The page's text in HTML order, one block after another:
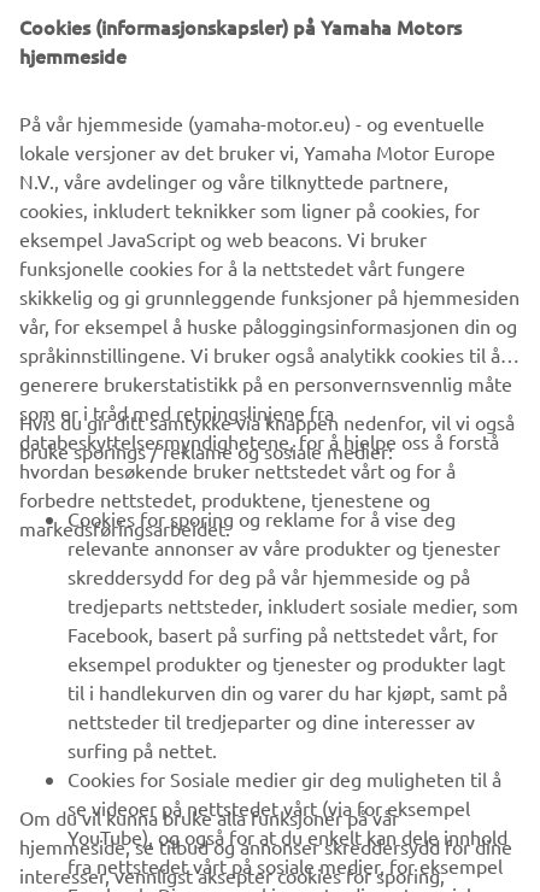
©Yamaha Motor Europe N.V. / Yamaha Motor Co., Ltd.
aldri brukes til kommersielle eller ikke-kommersielle
formål uten eksplisitt skriftlig samtykke fra Yamaha Motor
Europe N.V. og/eller Yamaha Motor Co., Ltd.
Kjør alltid på en trygg måte og følg alle lokale lover og
regler.
VIRKSOMHET
B2B
UTFORSK YAMAHA
FAQ & SUPPORT
NYHETSBREV
Vær den første til å lære om de siste tilbudene, spesielle
arrangementer, nye utgivelser og mye mer
Cookies (informasjonskapsler) på Yamaha Motors
hjemmeside
På vår hjemmeside (yamaha-motor.eu) - og eventuelle
lokale versjoner av det bruker vi, Yamaha Motor Europe
N.V., våre avdelinger og våre tilknyttede partnere,
cookies, inkludert teknikker som ligner på cookies, for
eksempel JavaScript og web beacons. Vi bruker
funksjonelle cookies for å la nettstedet vårt fungere
skikkelig og gi grunnleggende funksjoner på hjemmesiden
vår, for eksempel å huske påloggingsinformasjonen din og
språkinnstillingene. Vi bruker også analytikk cookies til å
generere brukerstatistikk på en personvernsvennlig måte
som er i tråd med retningslinjene fra
databeskyttelsesmyndighetene, for å hjelpe oss å forstå
hvordan besøkende bruker nettstedet vårt og for å
forbedre nettstedet, produktene, tjenestene og
markedsføringsarbeidet.
Hvis du gir ditt samtykke via knappen nedenfor, vil vi også
bruke sporings / reklame og sosiale medier:
Cookies for sporing og reklame for å vise deg
relevante annonser av våre produkter og tjenester
skreddersydd for deg på vår hjemmeside og på
tredjeparts nettsteder, inkludert sosiale medier, som
Facebook, basert på surfing på nettstedet vårt, for
eksempel produkter og tjenester og produkter lagt
til i handlekurven din og varer du har kjøpt, samt på
nettsteder til tredjeparter og dine interesser av
surfing på nettet.
Cookies for Sosiale medier gir deg muligheten til å
se videoer på nettstedet vårt (via for eksempel
YouTube), og også for at du enkelt kan dele innhold
fra nettstedet vårt på sosiale medier, for eksempel
Om du vil kunna bruke alla funksjoner på vår
hjemmeside, se tilbud og annonser skreddersydd for dine
interesser, vennligst aksepter cookies for sporing,